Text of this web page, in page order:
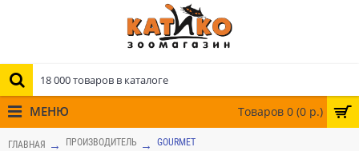
Товаров 0 (0 р.)
МЕНЮ
ГЛАВНАЯ ПРОИЗВОДИТЕЛЬ GOURMET